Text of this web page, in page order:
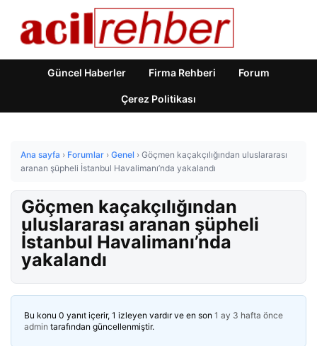
Güncel Haberler Firma Rehberi Forum
Çerez Politikası
Ana sayfa › Forumlar › Genel › Göçmen kaçakçılığından uluslararası
aranan şüpheli İstanbul Havalimanı’nda yakalandı
Göçmen kaçakçılığından
uluslararası aranan şüpheli
İstanbul Havalimanı’nda
yakalandı
Bu konu 0 yanıt içerir, 1 izleyen vardır ve en son 1 ay 3 hafta önce
admin tarafından güncellenmiştir.